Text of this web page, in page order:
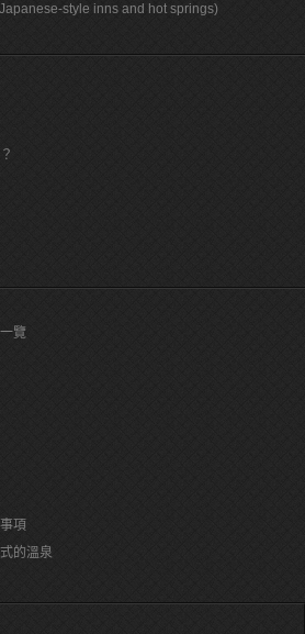
style inns and hot springs)
覽
項
的溫泉